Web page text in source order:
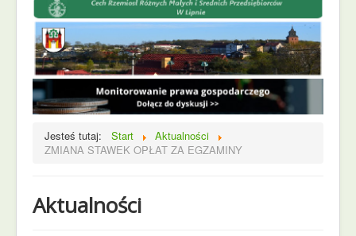
Jesteś tutaj: Start
Aktualności
ZMIANA STAWEK OPŁAT ZA EGZAMINY
Aktualności